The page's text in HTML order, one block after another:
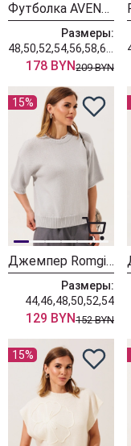
Футболка AVENUE 0339-1
Размеры:
178 BYN209 BYN
15%
Джемпер Romgil РВ0562-ХЛ5 серый + белый
Размеры:
44,46,48,50,52,54
129 BYN152 BYN
15%